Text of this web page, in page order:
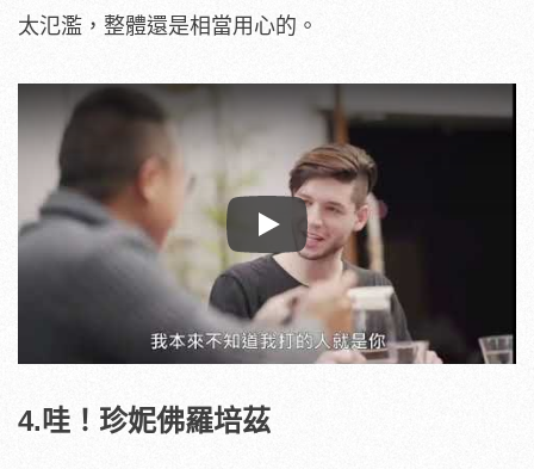
太氾濫，整體還是相當用心的。
Play
4.哇！珍妮佛羅培茲